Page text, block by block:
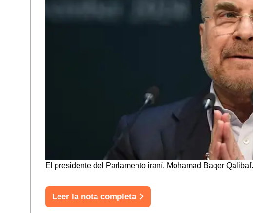
El presidente del Parlamento iraní, Mohamad Baqer Qalibaf.
Leer la nota completa